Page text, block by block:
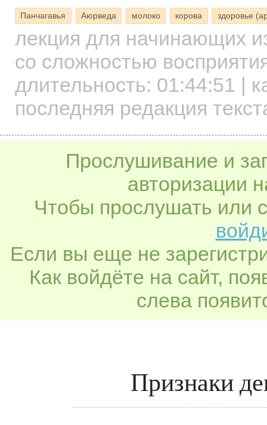
Панчагавья Аюрведа молоко корова здоровье
лекция для начинающих
со сложностью
длительность: 01:44:51 |
последняя редакция
Прослушивание и
авторизации
Чтобы прослушать или
Если вы еще не
Как войдёте на сайт,
слева
Признаки